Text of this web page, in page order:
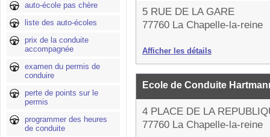
auto-école pas chère
liste des auto-écoles
prix de la conduite
accompagnée
examen du permis de
conduire
perte de points sur le
permis
programmer des heures
de conduite
5 RUE DE LA GARE
77760 La Chapelle-la-reine
Afficher les détails
Ecole de Conduite
4 PLACE DE LA
77760 La Chapelle-la-reine